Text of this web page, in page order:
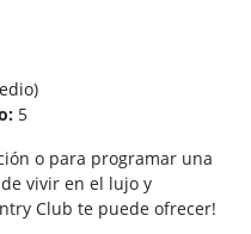
5
o para programar una
vivir en el lujo y
Club te puede ofrecer!